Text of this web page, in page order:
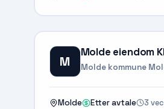
M
Molde eiendom
Molde kommune
Molde Etter avtale 3